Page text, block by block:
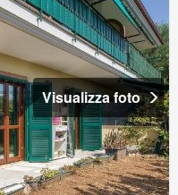
Visualizza foto